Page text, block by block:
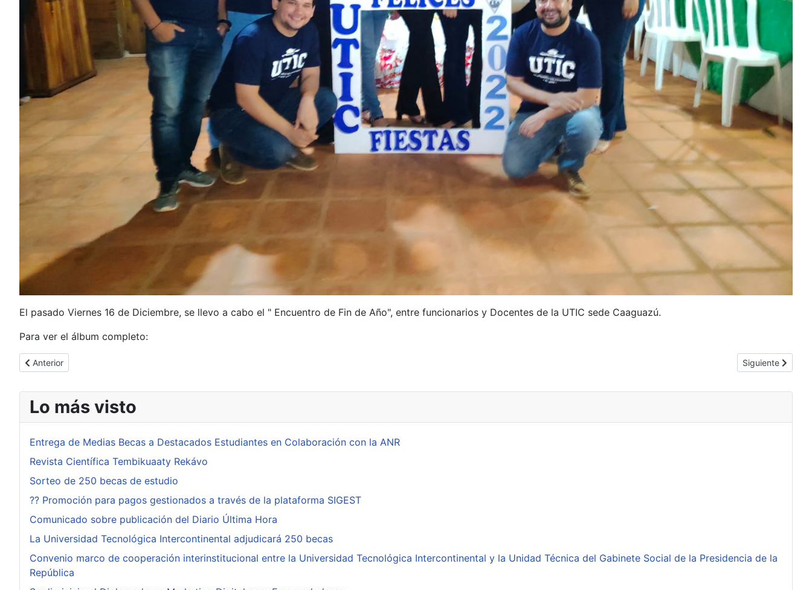
El pasado Viernes 16 de Diciembre, se llevo a cabo el " Encuentro de Fin de Año", entre funcionarios y Docentes de la UTIC sede Caaguazú.
Para ver el álbum completo:
Artículo anterior: Proyecto Extracurricular El Deporte del Medio Ambiente
Anterior Artículo
Siguiente
Lo más visto
Entrega de Medias Becas a Destacados Estudiantes en Colaboración con la ANR
Revista Científica Tembikuaaty Rekávo
Sorteo de 250 becas de estudio
?? Promoción para pagos gestionados a través de la plataforma SIGEST
Comunicado sobre publicación del Diario Última Hora
La Universidad Tecnológica Intercontinental adjudicará 250 becas
Convenio marco de cooperación interinstitucional entre la Universidad Tecnológica Intercontinental y la Unidad Técnica del Gabinete Social de la Presidencia de la
República